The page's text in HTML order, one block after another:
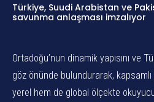
Türkiye, Suudi Arabistan ve
savunma anlaşması imzalıyor
Ortadoğu’nun dinamik yapısını ve
göz önünde bulundurarak,
yerel hem de global ölçekte